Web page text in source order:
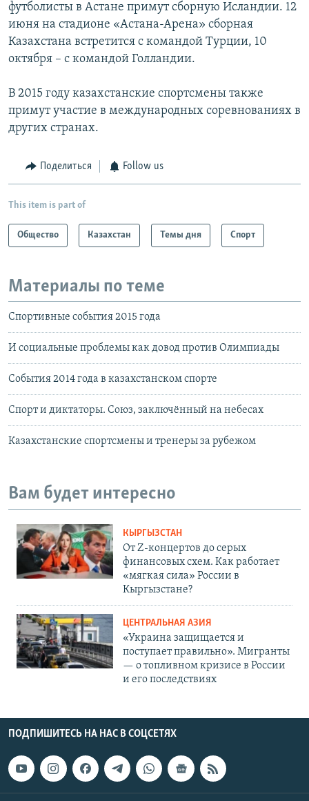
футболисты в Астане примут сборную Исландии. 12
июня на стадионе «Астана-Арена» сборная
Казахстана встретится с командой Турции, 10
октября – с командой Голландии.
В 2015 году казахстанские спортсмены также
примут участие в международных соревнованиях в
других странах.
Поделиться Follow us
This item is part of
Общество Казахстан Темы дня Спорт
Материалы по теме
Спортивные события 2015 года
И социальные проблемы как довод против Олимпиады
События 2014 года в казахстанском спорте
Спорт и диктаторы. Союз, заключённый на небесах
Казахстанские спортсмены и тренеры за рубежом
Вам будет интересно
КЫРГЫЗСТАН
От Z-концертов до серых
финансовых схем. Как работает
«мягкая сила» России в
Кыргызстане?
ЦЕНТРАЛЬНАЯ АЗИЯ
«Украина защищается и
поступает правильно». Мигранты
— о топливном кризисе в России
и его последствиях
ПОДПИШИТЕСЬ НА НАС В СОЦСЕТЯХ